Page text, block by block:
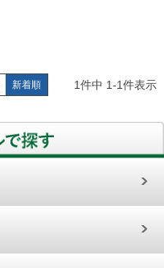
新着順 1件中 1-1件表示